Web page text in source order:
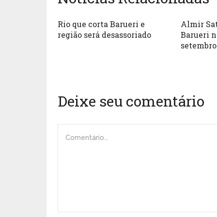
Rio que corta Barueri e
região será desassoriado
Almir
Barueri
setembro
Deixe seu comentário